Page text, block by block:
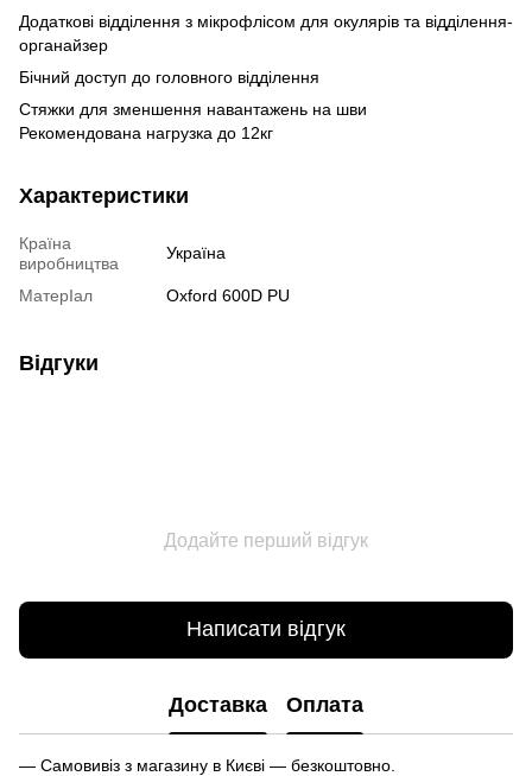
Додаткові відділення з мікрофлісом для окулярів та відділення-
органайзер
Бічний доступ до головного відділення
Стяжки для зменшення навантажень на шви
Рекомендована нагрузка до 12кг
Характеристики
Країна
виробництва
Україна
МатерІал Oxford 600D PU
Відгуки
Додайте перший відгук
Написати відгук
Доставка Оплата
— Самовивіз з магазину в Києві — безкоштовно.